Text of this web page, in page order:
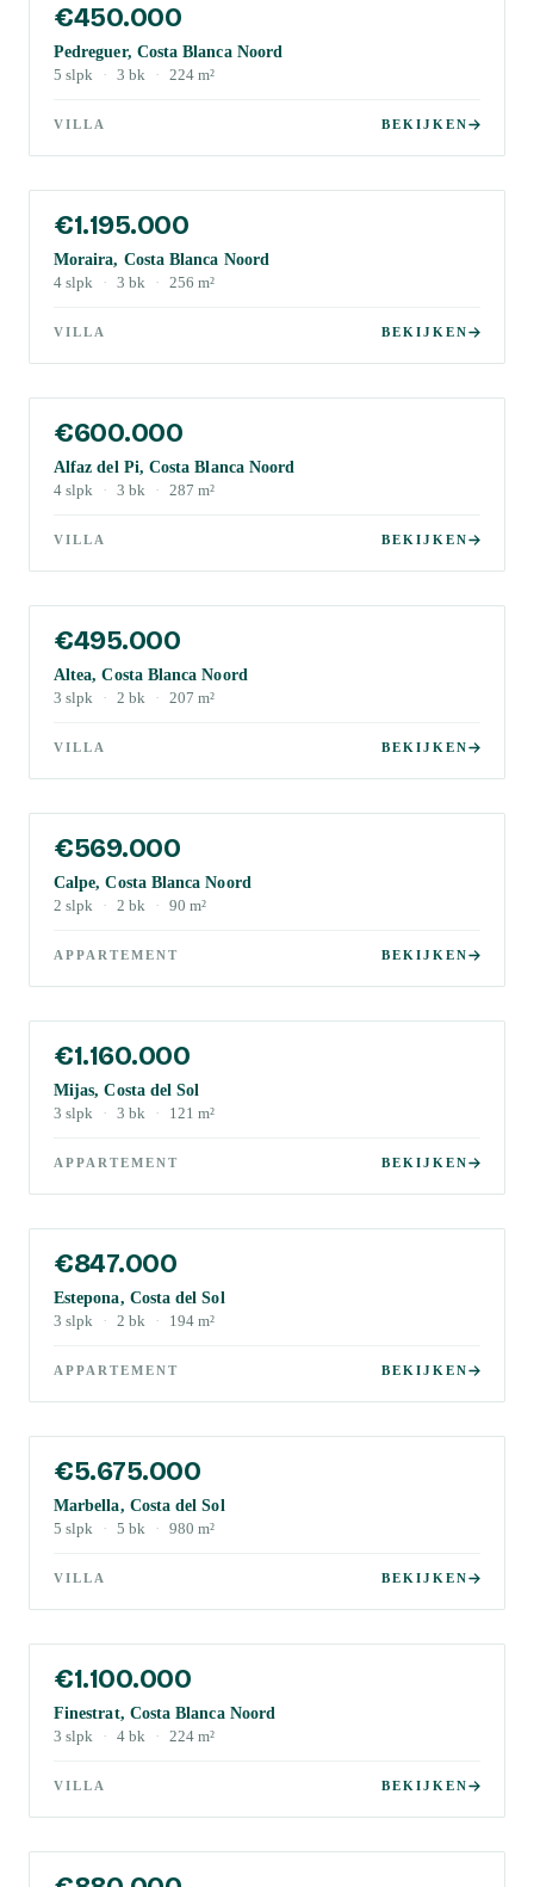
€450.000
Pedreguer, Costa Blanca Noord
5 slpk · 3 bk · 224 m²
VILLA BEKIJKEN
€1.195.000
Moraira, Costa Blanca Noord
4 slpk · 3 bk · 256 m²
VILLA BEKIJKEN
€600.000
Alfaz del Pi, Costa Blanca Noord
4 slpk · 3 bk · 287 m²
VILLA BEKIJKEN
€495.000
Altea, Costa Blanca Noord
3 slpk · 2 bk · 207 m²
VILLA BEKIJKEN
€569.000
Calpe, Costa Blanca Noord
2 slpk · 2 bk · 90 m²
APPARTEMENT BEKIJKEN
€1.160.000
Mijas, Costa del Sol
3 slpk · 3 bk · 121 m²
APPARTEMENT BEKIJKEN
€847.000
Estepona, Costa del Sol
3 slpk · 2 bk · 194 m²
APPARTEMENT BEKIJKEN
€5.675.000
Marbella, Costa del Sol
5 slpk · 5 bk · 980 m²
VILLA BEKIJKEN
€1.100.000
Finestrat, Costa Blanca Noord
3 slpk · 4 bk · 224 m²
VILLA BEKIJKEN